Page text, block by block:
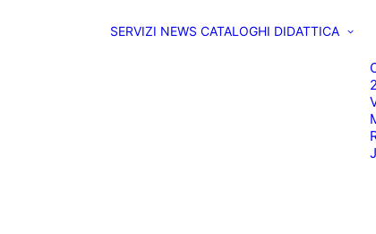
SERVIZI NEWS CATALOGHI DIDATTICA